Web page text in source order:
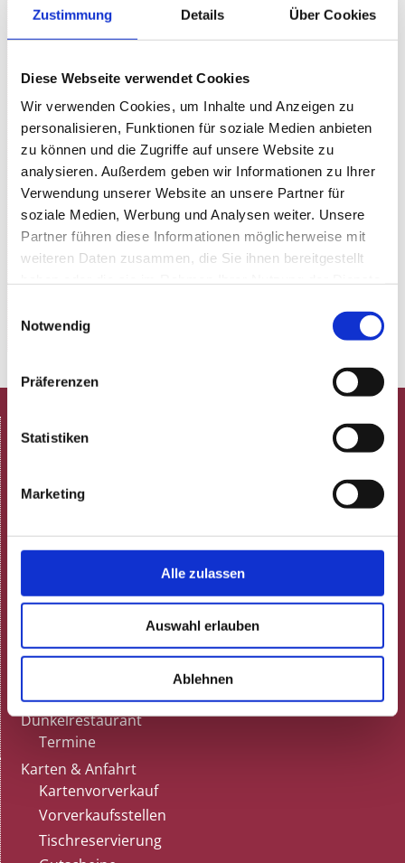
Zustimmung Details Über Cookies
Diese Webseite verwendet Cookies
Wir verwenden Cookies, um Inhalte und Anzeigen zu
personalisieren, Funktionen für soziale Medien anbieten
zu können und die Zugriffe auf unsere Website zu
analysieren. Außerdem geben wir Informationen zu Ihrer
Verwendung unserer Website an unsere Partner für
soziale Medien, Werbung und Analysen weiter. Unsere
Partner führen diese Informationen möglicherweise mit
weiteren Daten zusammen, die Sie ihnen bereitgestellt
Notwendig
Präferenzen
Statistiken
Marketing
Alle zulassen
Auswahl erlauben
Ablehnen
Patrick Bopp alias Memphis ist Teil der Stuttgarter
„Singenden Gasthaus“ den musikalischen
Begleitstimmen und begleitet am Klavier. Es wird
gesungen, was sich singen lässt: von Rock- und
Popsongs, Couplets der 20er, Volkslied, Kinderlied,
Rap, Ska bis hin zu Jodler. Alles ist möglich: von
ABBA, den Toten Hosen, über Heino, Schubert
Liedern, Rio Reiser bis hin zu Ed Sheeran. Jeder kann
eigene Vorschläge machen, die, wenn möglich,
sofort umgesetzt oder für das nächste Mal
vorbereitet werden. Gedacht ist an 2 x 45 Minuten,
HOME
Programmheft (pdf)
ARCHIV
Speisekarte
Gutscheine
Dunkelrestaurant
Termine
Karten & Anfahrt
Kartenvorverkauf
Vorverkaufsstellen
Tischreservierung